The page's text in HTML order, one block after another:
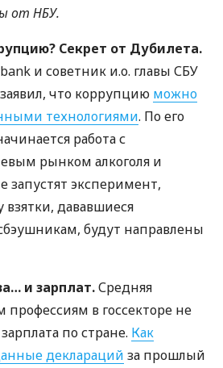
от НБУ.
Секрет от Дубилета.
и советник и.о. главы СБУ
что коррупцию можно
технологиями. По его
работа с
рынком алкоголя и
запустят эксперимент,
взятки, дававшиеся
будут направлены
и зарплат.Средняя
профессиям в госсекторе не
по стране. Как
деклараций за прошлый